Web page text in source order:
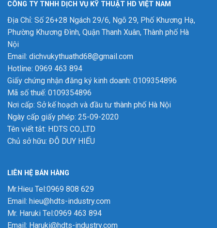
CÔNG TY TNHH DỊCH VỤ KỸ THUẬT HD VIỆT NAM
Địa Chỉ: Số 26+28 Ngách 29/6, Ngõ 29, Phố Khương Hạ,
Phường Khương Đình, Quận Thanh Xuân, Thành phố Hà
Nội
Email: dichvukythuathd68@gmail.com
Hotline: 0969 463 894
Giấy chứng nhận đăng ký kinh doanh: 0109354896
Mã số thuế: 0109354896
Nơi cấp: Sở kế hoạch và đầu tư thành phố Hà Nội
Ngày cấp giấy phép: 25-09-2020
Tên viết tắt: HDTS CO.,LTD
Chủ sở hữu: ĐỖ DUY HIẾU
LIÊN HỆ BÁN HÀNG
Mr.Hieu Tel:0969 808 629
Email: hieu@hdts-industry.com
Mr. Haruki Tel:0969 463 894
Email: Haruki@hdts-industry.com